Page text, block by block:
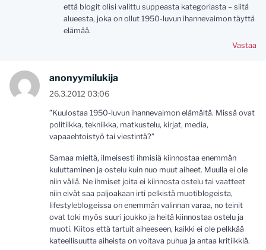
että blogit olisi valittu suppeasta kategoriasta – siitä
alueesta, joka on ollut 1950-luvun ihannevaimon täyttä
elämää.
Vastaa
anonyymilukija
26.3.2012 03:06
”Kuulostaa 1950-luvun ihannevaimon elämältä. Missä ovat
politiikka, tekniikka, matkustelu, kirjat, media,
vapaaehtoistyö tai viestintä?”
Samaa mieltä, ilmeisesti ihmisiä kiinnostaa enemmän
kuluttaminen ja ostelu kuin nuo muut aiheet. Muulla ei ole
niin väliä. Ne ihmiset joita ei kiinnosta ostelu tai vaatteet
niin eivät saa paljoakaan irti pelkistä muotiblogeista,
lifestyleblogeissa on enemmän valinnan varaa, no teinit
ovat toki myös suuri joukko ja heitä kiinnostaa ostelu ja
muoti. Kiitos että tartuit aiheeseen, kaikki ei ole pelkkää
kateellisuutta aiheista on voitava puhua ja antaa kritiikkiä.